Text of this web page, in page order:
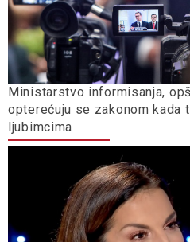
Ministarstvo informisanja,
opterećuju se zakonom kada
ljubimcima